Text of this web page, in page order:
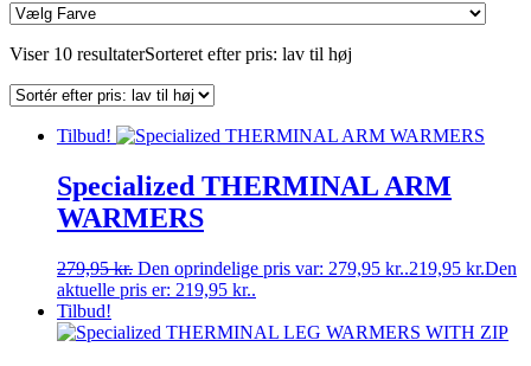
Viser 10 resultaterSorteret efter pris: lav til høj
Tilbud!
Specialized THERMINAL ARM
WARMERS
279,95kr. Den oprindelige pris var: 279,95 kr..219,95 kr.Den
aktuelle pris er: 219,95 kr..
Tilbud!